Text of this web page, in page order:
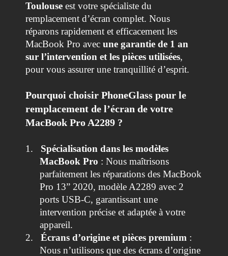
Toulouse est votre spécialiste du
remplacement d’écran complet. Nous
réparons rapidement et efficacement les
MacBook Pro avec une garantie de 1 an
sur l’intervention et les pièces utilisées,
pour vous assurer une tranquillité d’esprit.
Pourquoi choisir PhoneGlass pour le
remplacement de l’écran de votre
MacBook Pro A2289 ?
1. Spécialisation dans les modèles
MacBook Pro : Nous maîtrisons
parfaitement les réparations des MacBook
Pro 13” 2020, modèle A2289 avec 2
ports USB-C, garantissant une
intervention précise et adaptée à votre
appareil.
2. Écrans d’origine et pièces premium :
Nous n’utilisons que des écrans d’origine